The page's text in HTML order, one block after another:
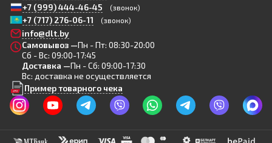
+7 (999) 444-46-45 (звонок)
+7 (717) 276-06-11 (звонок)
info@dlt.by
Самовывоз —Пн - Пт: 08:30-20:00
Сб - Вс: 09:00-17:45
Доставка —Пн - Сб: 09:00-17:30
Вс: доставка не осуществляется
Пример товарного чека